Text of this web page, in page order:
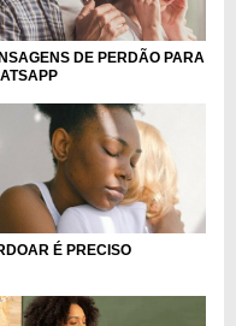
DE PERDÃO PARA
É PRECISO